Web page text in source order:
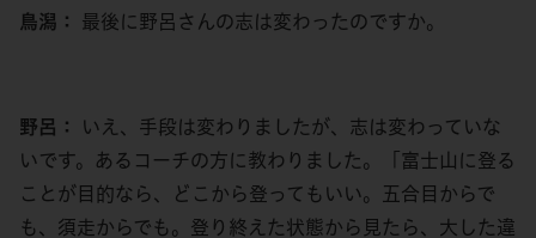
鳥潟： 最後に野呂さんの志は変わったのですか。
野呂：
いえ、手段は変わりましたが、志は変わっていな
いです。あるコーチの方に教わりました。「富士山に登る
ことが目的なら、どこから登ってもいい。五合目からで
も、須走からでも。登り終えた状態から見たら、大した違